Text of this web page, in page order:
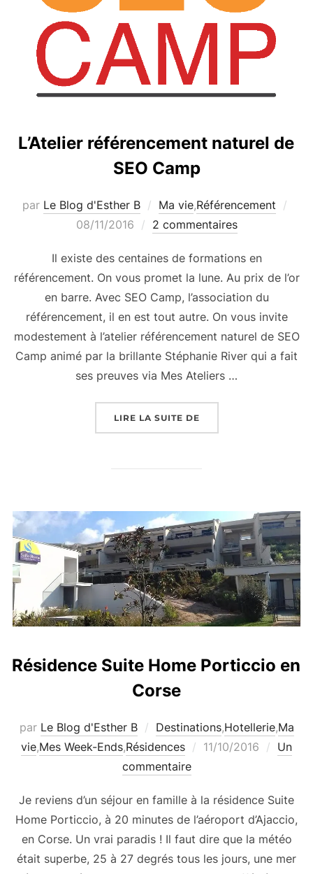
L’Atelier référencement naturel de
SEO Camp
par Le Blog d'Esther B Ma vie,Référencement
08/11/2016 2 commentaires
Il existe des centaines de formations en
référencement. On vous promet la lune. Au prix de l’or
en barre. Avec SEO Camp, l’association du
référencement, il en est tout autre. On vous invite
modestement à l’atelier référencement naturel de SEO
Camp animé par la brillante Stéphanie River qui a fait
ses preuves via Mes Ateliers …
LIRE LA SUITE DE« L’ATELIER
Résidence Suite Home Porticcio en
Corse
par Le Blog d'Esther B Destinations,Hotellerie,Ma
vie,Mes Week-Ends,Résidences
Publié
11/10/2016
Un
commentaire
Je reviens d’un séjour en famille à la résidence Suite
Home Porticcio, à 20 minutes de l’aéroport d’Ajaccio,
en Corse. Un vrai paradis ! Il faut dire que la météo
était superbe, 25 à 27 degrés tous les jours, une mer